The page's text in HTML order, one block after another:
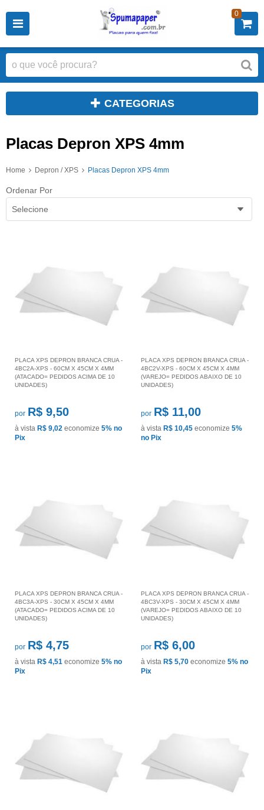
0
CATEGORIAS
Placas Depron XPS 4mm
Home Depron / XPS Placas Depron XPS 4mm
Ordenar Por
Selecione
PLACA XPS DEPRON BRANCA CRUA -
4BC2A-XPS - 60CM X 45CM X 4MM
(ATACADO= PEDIDOS ACIMA DE 10
UNIDADES)
por R$ 9,50
à vista R$ 9,02 economize 5% no
Pix
PLACA XPS DEPRON BRANCA CRUA -
4BC2V-XPS - 60CM X 45CM X 4MM
(VAREJO= PEDIDOS ABAIXO DE 10
UNIDADES)
por R$ 11,00
à vista R$ 10,45 economize 5%
no Pix
PLACA XPS DEPRON BRANCA CRUA -
4BC3A-XPS - 30CM X 45CM X 4MM
(ATACADO= PEDIDOS ACIMA DE 10
UNIDADES)
por R$ 4,75
à vista R$ 4,51 economize 5% no
Pix
PLACA XPS DEPRON BRANCA CRUA -
4BC3V-XPS - 30CM X 45CM X 4MM
(VAREJO= PEDIDOS ABAIXO DE 10
UNIDADES)
por R$ 6,00
à vista R$ 5,70 economize 5% no
Pix